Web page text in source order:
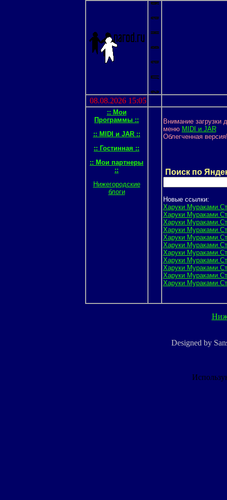
08.08.2026 15:05
:: Мои
Программы ::
:: MIDI и JAR ::
:: Гостинная ::
:: Мои партнеры
::
Нижегородские
блоги
Внимание
меню MIDI и JAR
Облегченная
Поиск по
Новые ссылки:
Харуки
Харуки
Харуки
Харуки
Харуки
Харуки
Харуки
Харуки
Харуки
Харуки
Харуки
Designed by